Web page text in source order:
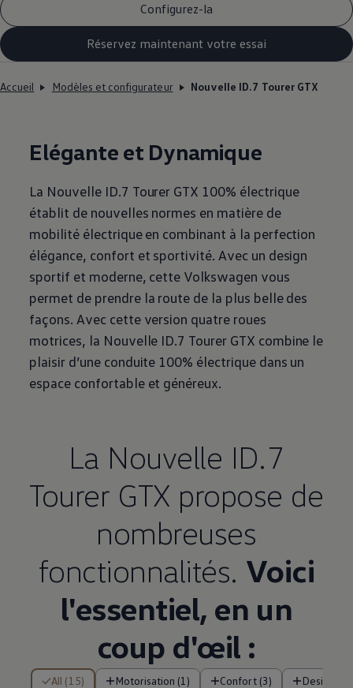
Configurez-la
Réservez maintenant votre essai
Accueil Modèles et configurateur Nouvelle ID.7 Tourer GTX
Elégante et Dynamique
La Nouvelle ID.7 Tourer GTX 100% électrique
établit de nouvelles normes en matière de
mobilité électrique en combinant à la perfection
élégance, confort et sportivité. Avec un design
sportif et moderne, cette Volkswagen vous
permet de prendre la route de la plus belle des
façons. Avec cette version quatre roues
motrices, la Nouvelle ID.7 Tourer GTX combine le
plaisir d’une conduite 100% électrique dans un
espace confortable et généreux.
La Nouvelle ID.7
Tourer GTX propose de
nombreuses
fonctionnalités. Voici
l'essentiel, en un
coup d'œil :
All (15) Motorisation (1) Confort (3) Design (1)
15 de 15 items